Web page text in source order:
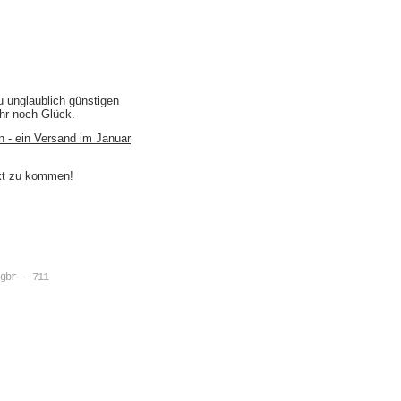
unglaublich günstigen
noch Glück.
- ein Versand im Januar
zu kommen!
- 711